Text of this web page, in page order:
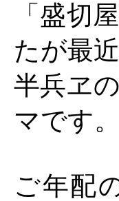
「盛切
たが最
半兵ヱ
マです。
ご年配